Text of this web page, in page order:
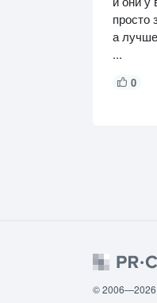
просто
а
...
0
© 2006—2026